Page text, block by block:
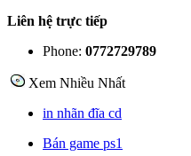
Liên hệ trực tiếp
Phone: 0772729789
Xem Nhiều Nhất
in nhãn đĩa cd
Bán game ps1